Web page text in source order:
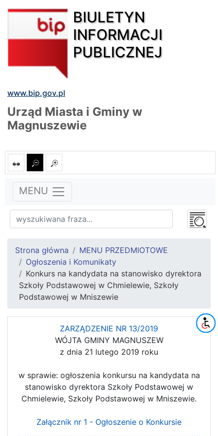
BIULETYN
INFORMACJI
PUBLICZNEJ
www.bip.gov.pl
Urząd Miasta i Gminy w
Magnuszewie
MENU
Strona główna
MENU PRZEDMIOTOWE
Ogłoszenia i Komunikaty
Konkurs na kandydata na stanowisko dyrektora
Szkoły Podstawowej w Chmielewie, Szkoły
Podstawowej w Mniszewie
ZARZĄDZENIE NR 13/2019
WÓJTA GMINY MAGNUSZEW
z dnia 21 lutego 2019 roku
w sprawie: ogłoszenia konkursu na kandydata na
stanowisko dyrektora Szkoły Podstawowej w
Chmielewie, Szkoły Podstawowej w Mniszewie.
Załącznik nr 1 - Ogłoszenie o Konkursie